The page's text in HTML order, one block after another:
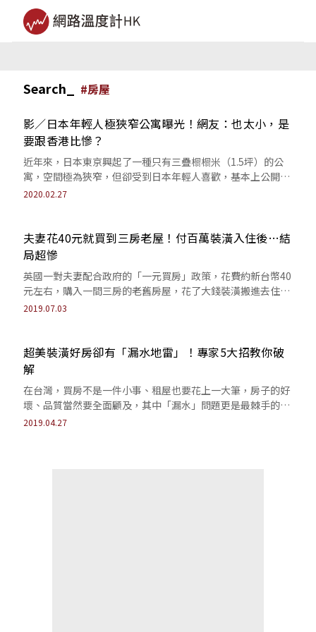
Search_ #房屋
影／日本年輕人極狹窄公寓曝光！網友：也太小，是
要跟香港比慘？
近年來，日本東京興起了一種只有三疊榻榻米（1.5坪）的公
寓，空間極為狹窄，但卻受到日本年輕人喜歡，基本上公開出
租都會很快被租走。台灣網友看到相關...
2020.02.27
夫妻花40元就買到三房老屋！付百萬裝潢入住後…結
局超慘
英國一對夫妻配合政府的「一元買房」政策，花費約新台幣40
元左右，購入一間三房的老舊房屋，花了大錢裝潢搬進去住之
後才後悔不已。
2019.07.03
超美裝潢好房卻有「漏水地雷」！專家5大招教你破
解
在台灣，買房不是一件小事、租屋也要花上一大筆，房子的好
壞、品質當然要全面顧及，其中「漏水」問題更是最棘手的毛
病，不早早發現問題，住了後悔也來不及！
2019.04.27